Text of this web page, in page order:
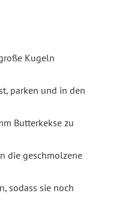
Kugeln
parken und in den
Butterkekse zu
die geschmolzene
sodass sie noch